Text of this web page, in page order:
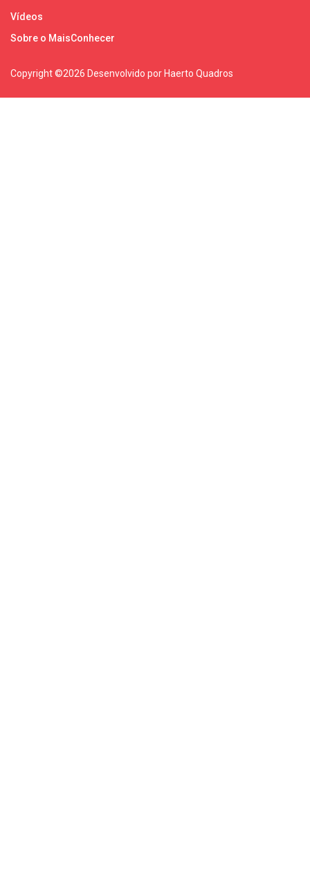
Vídeos
Sobre o MaisConhecer
Copyright ©2026 Desenvolvido por Haerto Quadros